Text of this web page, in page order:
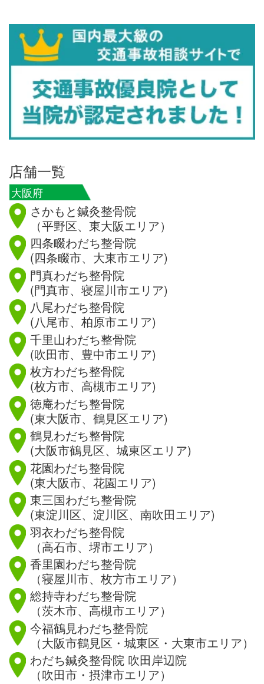
店舗一覧
大阪府
さかもと鍼灸整骨院
（平野区、東大阪エリア）
四条畷わだち整骨院
(四条畷市、大東市エリア)
門真わだち整骨院
(門真市、寝屋川市エリア)
八尾わだち整骨院
(八尾市、柏原市エリア)
千里山わだち整骨院
(吹田市、豊中市エリア)
枚方わだち整骨院
(枚方市、高槻市エリア)
徳庵わだち整骨院
(東大阪市、鶴見区エリア)
鶴見わだち整骨院
(大阪市鶴見区、城東区エリア)
花園わだち整骨院
(東大阪市、花園エリア)
東三国わだち整骨院
(東淀川区、淀川区、南吹田エリア)
羽衣わだち整骨院
（高石市、堺市エリア）
香里園わだち整骨院
（寝屋川市、枚方市エリア）
総持寺わだち整骨院
（茨木市、高槻市エリア）
今福鶴見わだち整骨院
（大阪市鶴見区・城東区・大東市エリア）
わだち鍼灸整骨院 吹田岸辺院
（吹田市・摂津市エリア）